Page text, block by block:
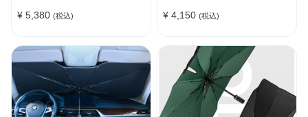
¥ 5,380 (税込) ¥ 4,150 (税込)